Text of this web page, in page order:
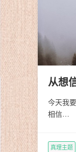
从想
今天我
相信…
真理主题